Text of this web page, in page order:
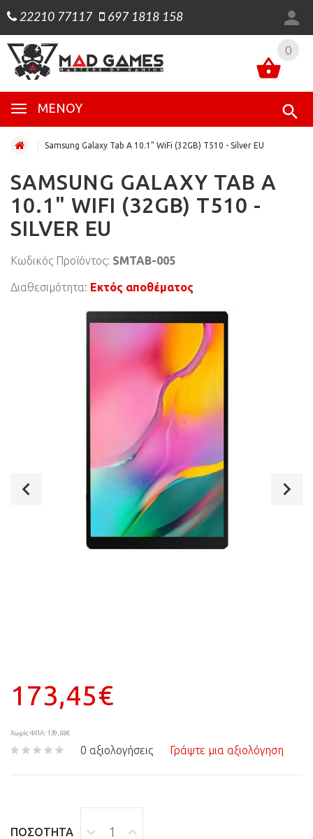
22210 77117 697 1818 158
0
ΜΕΝΟΎ
0
Samsung Galaxy Tab A 10.1" WiFi (32GB) T510 - Silver EU
SAMSUNG GALAXY TAB A
10.1" WIFI (32GB) T510 -
SILVER EU
Κωδικός Προϊόντος: SMTAB-005
Διαθεσιμότητα: Εκτός αποθέματος
173,45€
Χωρίς ΦΠΑ: 139,88€
0 αξιολογήσεις Γράψτε μια αξιολόγηση
ΠΟΣΌΤΗΤΑ